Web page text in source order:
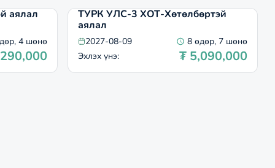
аялал
4 шөнө
ТУРК УЛС-3 ХОТ-Хөтөлбөртэй
аялал
2027-08-09
8 өдөр, 7 шөнө
Эхлэх үнэ: ₮ 5,090,000